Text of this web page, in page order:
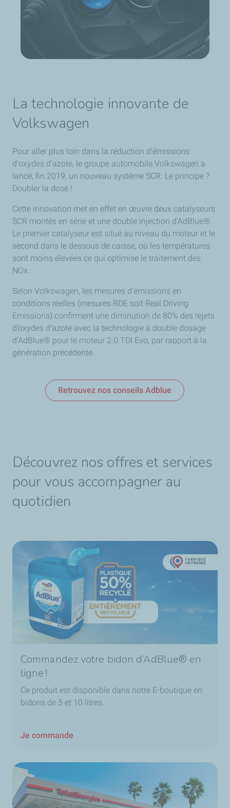
La technologie innovante de
Volkswagen
Pour aller plus loin dans la réduction d'émissions
d'oxydes d'azote, le groupe automobile Volkswagen a
lancé, fin 2019, un nouveau système SCR. Le principe ?
Doubler la dose !
Cette innovation met en effet en œuvre deux catalyseurs
SCR montés en série et une double injection d'AdBlue®.
Le premier catalyseur est situé au niveau du moteur et le
second dans le dessous de caisse, où les températures
sont moins élevées ce qui optimise le traitement des
NOx.
Selon Volkswagen, les mesures d’émissions en
conditions réelles (mesures RDE soit Real Driving
Emissions) confirment une diminution de 80% des rejets
d’oxydes d’azote avec la technologie à double dosage
d’AdBlue® pour le moteur 2.0 TDI Evo, par rapport à la
génération précédente.
Retrouvez nos conseils Adblue
Découvrez nos offres et services
pour vous accompagner au
quotidien
Commandez votre bidon d’AdBlue® en
ligne !
Ce produit est disponible dans notre E-boutique en
bidons de 5 et 10 litres.
Je commande